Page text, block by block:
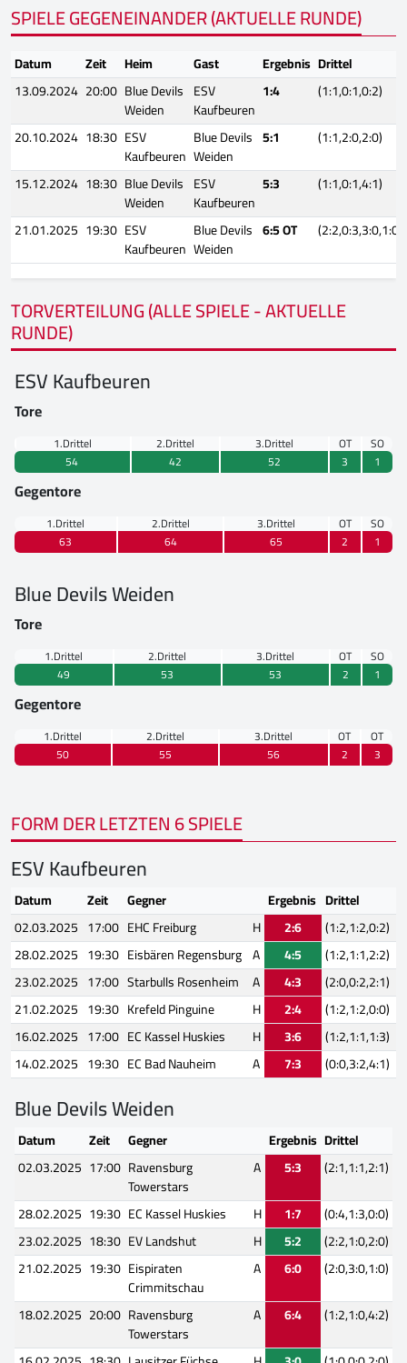
SPIELE GEGENEINANDER (AKTUELLE RUNDE)
Datum Zeit Heim Gast Ergebnis Drittel
13.09.2024 20:00 Blue Devils
Weiden
ESV
Kaufbeuren
1:4
(1:1,0:1,0:2)
20.10.2024 18:30 ESV
Kaufbeuren
Blue Devils
Weiden
5:1
(1:1,2:0,2:0)
15.12.2024 18:30 Blue Devils
Weiden
ESV
Kaufbeuren
5:3
(1:1,0:1,4:1)
21.01.2025 19:30 ESV
Kaufbeuren
Blue Devils
Weiden
6:5 OT (2:2,0:3,3:0,1:0)
TORVERTEILUNG (ALLE SPIELE - AKTUELLE
RUNDE)
ESV Kaufbeuren
Tore
1.Drittel 2.Drittel 3.Drittel OT
SO
54
42 52 3 1
Gegentore
1.Drittel 2.Drittel 3.Drittel OT
SO
63
64 65 2 1
Blue Devils Weiden
Tore
1.Drittel 2.Drittel 3.Drittel OT
SO
49
53 53 2 1
Gegentore
1.Drittel 2.Drittel 3.Drittel OT
OT
50
55 56 2 3
FORM DER LETZTEN 6 SPIELE
ESV Kaufbeuren
Datum Zeit Gegner Ergebnis Drittel
02.03.2025 17:00 EHC Freiburg H 2:6
(1:2,1:2,0:2)
28.02.2025 19:30 Eisbären Regensburg A 4:5
(1:2,1:1,2:2)
23.02.2025 17:00 Starbulls Rosenheim A 4:3
(2:0,0:2,2:1)
21.02.2025 19:30 Krefeld Pinguine H 2:4
(1:2,1:2,0:0)
16.02.2025 17:00 EC Kassel Huskies H 3:6
(1:2,1:1,1:3)
14.02.2025 19:30 EC Bad Nauheim A 7:3 (0:0,3:2,4:1)
Blue Devils Weiden
Datum Zeit Gegner Ergebnis Drittel
02.03.2025 17:00 Ravensburg
Towerstars
A 5:3
(2:1,1:1,2:1)
28.02.2025 19:30 EC Kassel Huskies H 1:7
(0:4,1:3,0:0)
23.02.2025 18:30 EV Landshut H 5:2
(2:2,1:0,2:0)
21.02.2025 19:30 Eispiraten
Crimmitschau
A 6:0
(2:0,3:0,1:0)
18.02.2025 20:00 Ravensburg
Towerstars
A 6:4
(1:2,1:0,4:2)